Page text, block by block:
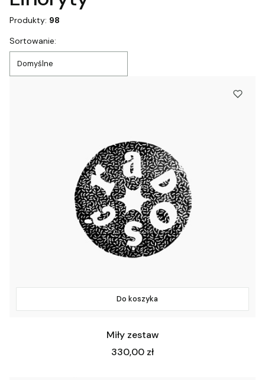
Produkty: 98
Lista produktów
Sortowanie:
Domyślne
Do koszyka
Miły zestaw
Cena
330,00 zł